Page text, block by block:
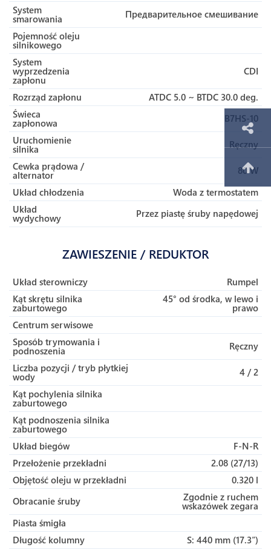
System
smarowania
Предварительное смешивание
Pojemność oleju
silnikowego
System
wyprzedzenia
zapłonu
CDI
Rozrząd zapłonu
ATDC 5.0 ~ BTDC 30.0 deg.
Świeca
zapłonowa
B7HS-10
Uruchomienie
silnika
Ręczny
Cewka prądowa /
alternator
80 W
Układ chłodzenia
Woda z termostatem
Układ
wydychowy Przez piastę śruby napędowej
ZAWIESZENIE / REDUKTOR
Układ sterowniczy
Rumpel
Kąt skrętu silnika
zaburtowego
45° od środka, w lewo i
prawo
Centrum serwisowe
Sposób trymowania i
podnoszenia
Ręczny
Liczba pozycji / tryb płytkiej
wody
4 / 2
Kąt pochylenia silnika
zaburtowego
Kąt podnoszenia silnika
zaburtowego
Układ biegów
F-N-R
Przełożenie przekładni
2.08 (27/13)
Objętość oleju w przekładni
0.320 l
Obracanie śruby
Zgodnie z ruchem
wskazówek zegara
Piasta śmigła
Długość kolumny
S: 440 mm (17.3″)